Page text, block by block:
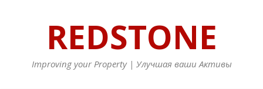
REDSTONE
Improving your Property | Улучшая ваши Активы